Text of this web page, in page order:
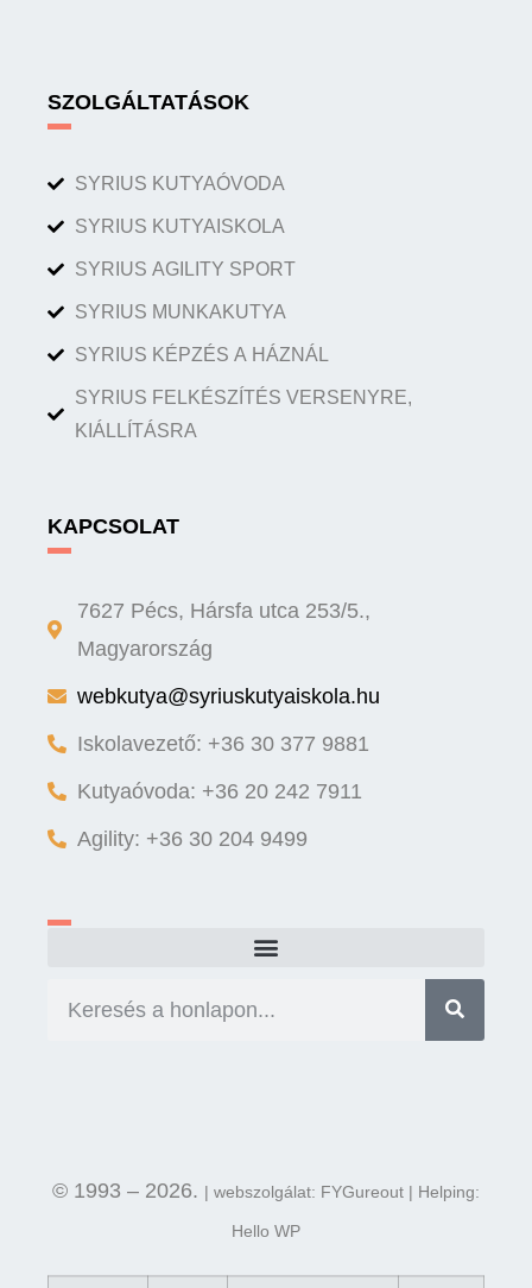
SZOLGÁLTATÁSOK
SYRIUS KUTYAÓVODA
SYRIUS KUTYAISKOLA
SYRIUS AGILITY SPORT
SYRIUS MUNKAKUTYA
SYRIUS KÉPZÉS A HÁZNÁL
SYRIUS FELKÉSZÍTÉS VERSENYRE,
KIÁLLÍTÁSRA
KAPCSOLAT
7627 Pécs, Hársfa utca 253/5.,
Magyarország
webkutya@syriuskutyaiskola.hu
Iskolavezető: +36 30 377 9881
Kutyaóvoda: +36 20 242 7911
Agility: +36 30 204 9499
© 1993 – 2026. | webszolgálat: FYGureout | Helping:
Hello WP